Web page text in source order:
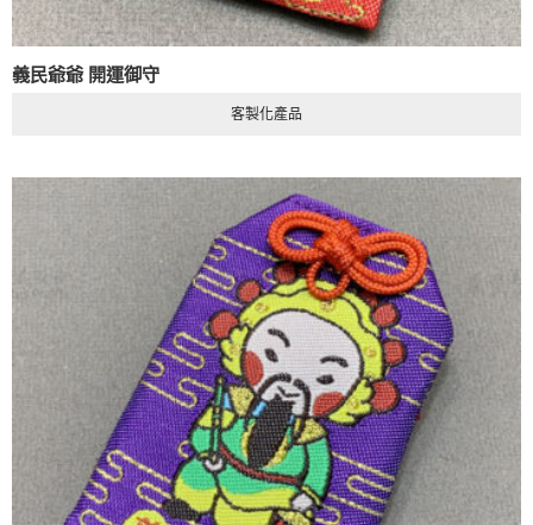
義民爺爺 開運御守
客製化產品